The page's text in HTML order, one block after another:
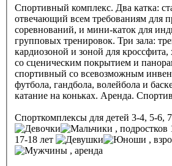
Спортивный комплекс. Два катка:
отвечающий всем требованиям для
соревнований, и мини-каток для
групповых тренировок. Три зала:
кардиозоной и зоной для кроссфита,
со сценическим покрытием и
спортивный со всевозможным
футбола, гандбола, волейбола и
катание на коньках. Аренда.
Спорткомплексы для детей 3-4, 5-6,
, подростков
17-18 лет
,
, аренда